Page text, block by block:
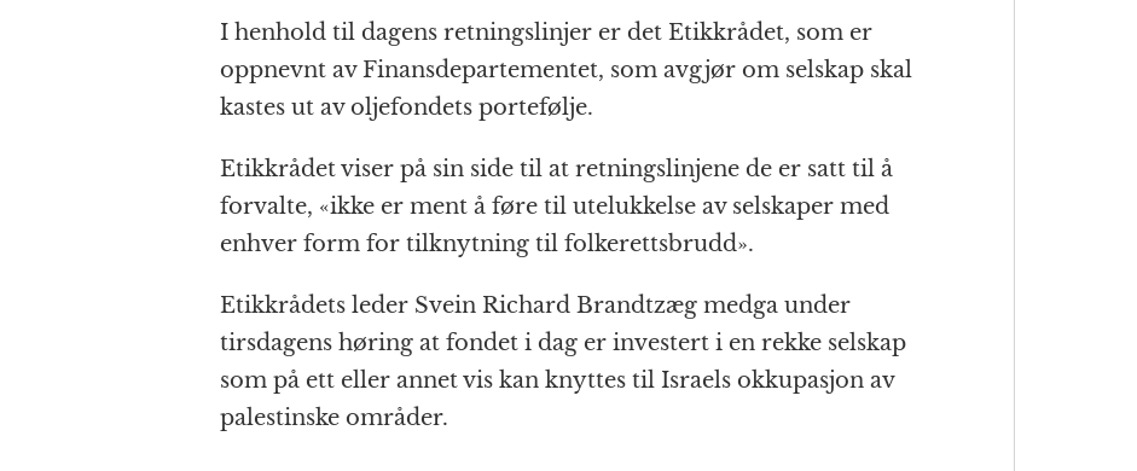
I henhold til dagens retningslinjer er det Etikkrådet, som er
oppnevnt av Finansdepartementet, som avgjør om selskap skal
kastes ut av oljefondets portefølje.
Etikkrådet viser på sin side til at retningslinjene de er satt til å
forvalte, «ikke er ment å føre til utelukkelse av selskaper med
enhver form for tilknytning til folkerettsbrudd».
Etikkrådets leder Svein Richard Brandtzæg medga under
tirsdagens høring at fondet i dag er investert i en rekke selskap
som på ett eller annet vis kan knyttes til Israels okkupasjon av
palestinske områder.